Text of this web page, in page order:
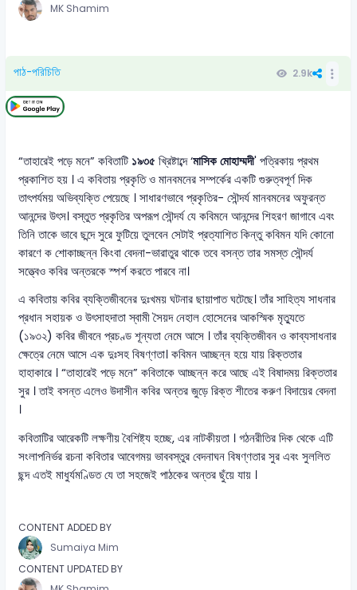
MK Shamim
পাঠ-পরিচিতি 2.9k
“তাহারেই পড়ে মনে” কবিতাটি ১৯৩৫ খ্রিষ্টাব্দে ‘মাসিক মোহাম্মদী' পত্রিকায় প্রথম
প্রকাশিত হয় । এ কবিতায় প্রকৃতি ও মানবমনের সম্পর্কের একটি গুরুত্বপূর্ণ দিক
তাৎপর্যময় অভিব্যক্তি পেয়েছে । সাধারণভাবে প্রকৃতির- সৌন্দর্য মানবমনের অফুরন্ত
আনন্দের উৎস। বস্তুত প্রকৃতির অপরূপ সৌন্দর্য যে কবিমনে আনন্দের শিহরণ জাগাবে এবং
তিনি তাকে ভাবে ছন্দে সুরে ফুটিয়ে তুলবেন সেটাই প্রত্যাশিত কিন্তু কবিমন যদি কোনো
কারণে ক শোকাচ্ছন্ন কিংবা বেদনা-ভারাতুর থাকে তবে বসন্ত তার সমস্ত সৌন্দর্য
সত্ত্বেও কবির অন্তরকে স্পর্শ করতে পারবে না।
এ কবিতায় কবির ব্যক্তিজীবনের দুঃখময় ঘটনার ছায়াপাত ঘটেছে। তাঁর সাহিত্য সাধনার
প্রধান সহায়ক ও উৎসাহদাতা স্বামী সৈয়দ নেহাল হোসেনের আকস্মিক মৃত্যুতে
(১৯৩২) কবির জীবনে প্রচণ্ড শূন্যতা নেমে আসে । তাঁর ব্যক্তিজীবন ও কাব্যসাধনার
ক্ষেত্রে নেমে আসে এক দুঃসহ বিষণ্ণতা। কবিমন আচ্ছন্ন হয়ে যায় রিক্ততার
হাহাকারে । “তাহারেই পড়ে মনে” কবিতাকে আচ্ছন্ন করে আছে এই বিষাদময় রিক্ততার
সুর । তাই বসন্ত এলেও উদাসীন কবির অন্তর জুড়ে রিক্ত শীতের করুণ বিদায়ের বেদনা
।
কবিতাটির আরেকটি লক্ষণীয় বৈশিষ্ট্য হচ্ছে, এর নাটকীয়তা । গঠনরীতির দিক থেকে এটি
সংলাপনির্ভর রচনা কবিতার আবেগময় ভাববস্তুর বেদনাঘন বিষণ্ণতার সুর এবং সুললিত
ছন্দ এতই মাধুর্যমণ্ডিত যে তা সহজেই পাঠকের অন্তর ছুঁয়ে যায় ।
CONTENT ADDED BY
Sumaiya Mim
CONTENT UPDATED BY